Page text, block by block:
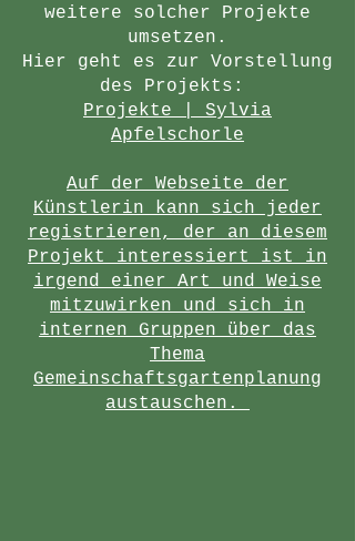
weitere solcher Projekte
umsetzen.
​Hier geht es zur Vorstellung
des Projekts:
Projekte | Sylvia
Apfelschorle
Auf der Webseite der
Künstlerin kann sich jeder
registrieren, der an diesem
Projekt interessiert ist in
irgend einer Art und Weise
mitzuwirken und sich in
internen Gruppen über das
Thema
Gemeinschaftsgartenplanung
austauschen.